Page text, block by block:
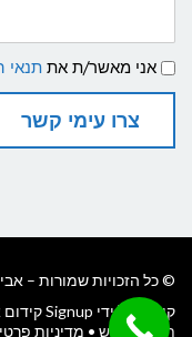
תנאי
שימוש
ומדיניות
פרטיות
אני מאשר/ת את תנאי
צרו עימי קשר
© כל הזכויות שמורות –
קידום על ידי Signup קידום אתרים
תנאי שימוש • מדיניות